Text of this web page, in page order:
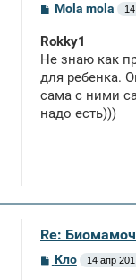
С
б
щ
н
и
Mola mola
Rokky1
Не знаю как
для ребенка.
сама с ними
надо есть)))
Re:
СКло 14 апр